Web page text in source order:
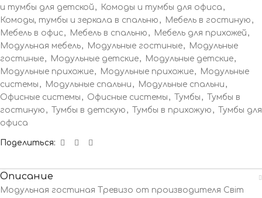
и тумбы для детской , Комоды и тумбы для офиса ,
Комоды, тумбы и зеркала в спальню , Мебель в гостиную ,
Мебель в офис, Мебель в спальню , Мебель для прихожей ,
Модульная мебель, Модульные гостиные, Модульные
гостиные, Модульные детские, Модульные детские,
Модульные прихожие, Модульные прихожие, Модульные
системы , Модульные спальни , Модульные спальни ,
Офисные системы , Офисные системы , Тумбы ,
Тумбы в
гостиную , Тумбы в детскую , Тумбы в прихожую ,
Тумбы для
офиса
Поделиться:
Описание
Модульная гостиная Тревизо от производителя Cвіт